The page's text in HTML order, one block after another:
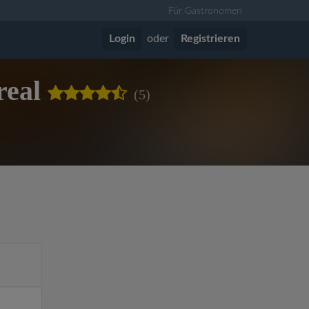
Für Gastronomen
Login oder Registrieren
(5)